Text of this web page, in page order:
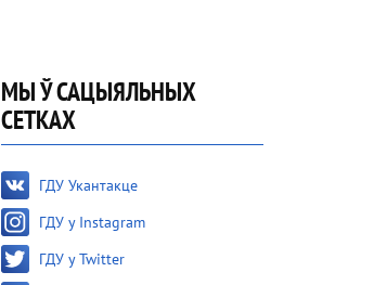
МЫ Ў САЦЫЯЛЬНЫХ
СЕТКАХ
ГДУ Укантакце
ГДУ у Instagram
ГДУ у Twitter